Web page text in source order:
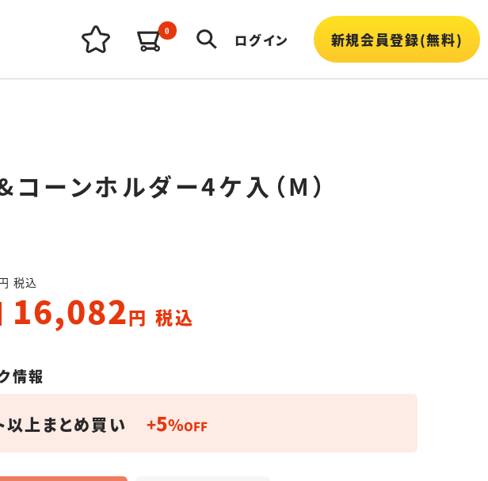
0 ログイン 新規会員登録(無料)
コーンホルダー4ケ入（M）
税込
16,082円 税込
情報
以上まとめ買い +5%OFF